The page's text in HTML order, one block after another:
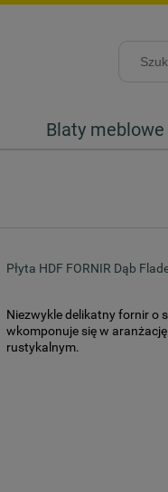
Blaty meblowe
Płyta HDF FORNIR Dąb
Niezwykle delikatny fornir o
wkomponuje się w
rustykalnym.